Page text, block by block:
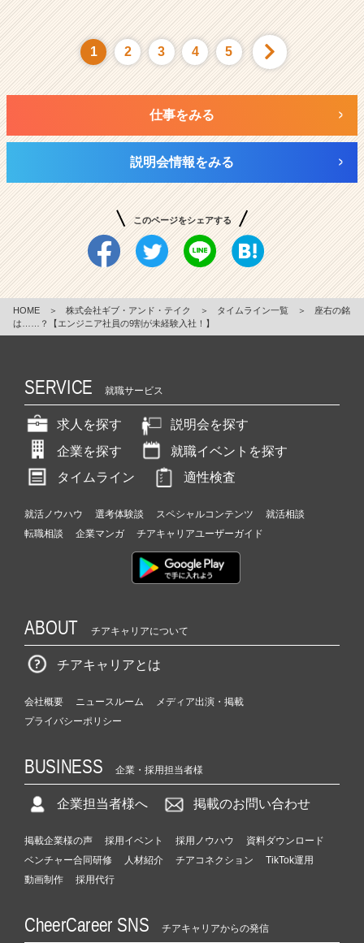
1 2 3 4 5
仕事をみる
説明会情報をみる
このページをシェアする
HOME ＞ 株式会社ギブ・アンド・テイク ＞ タイムライン一覧 ＞
座右の銘
は……？【エンジニア社員の9割が未経験入社！】
SERVICE 就職サービス
求人を探す
説明会を探す
企業を探す
就職イベントを探す
タイムライン
適性検査
就活ノウハウ 選考体験談 スペシャルコンテンツ
就活相談
転職相談
企業マンガ チアキャリアユーザーガイド
ABOUT チアキャリアについて
チアキャリアとは
会社概要 ニュースルーム
メディア出演・掲載
プライバシーポリシー
BUSINESS 企業・採用担当者様
企業担当者様へ 掲載のお問い合わせ
掲載企業様の声 採用イベント 採用ノウハウ
資料ダウンロード
ベンチャー合同研修
人材紹介 チアコネクション
TikTok運用
動画制作
採用代行
CheerCareer SNS チアキャリアからの発信